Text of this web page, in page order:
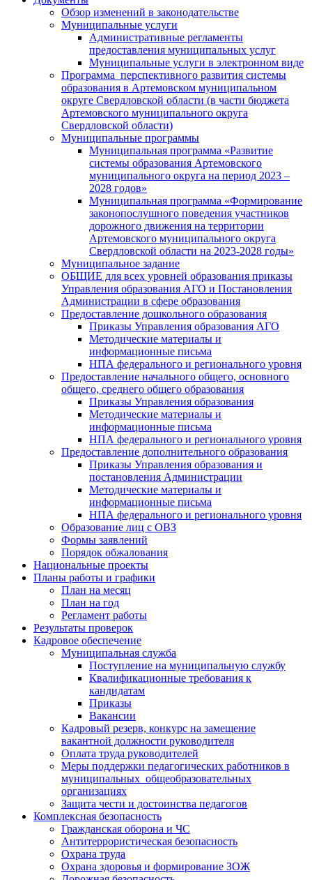
Обзор изменений в законодательстве
Муниципальные услуги
Административные регламенты
предоставления муниципальных услуг
Муниципальные услуги в электронном виде
Программа перспективного развития системы
образования в Артемовском муниципальном
округе Свердловской области (в части бюджета
Артемовского муниципального округа
Свердловской области)
Муниципальные программы
Муниципальная программа «Развитие
системы образования Артемовского
муниципального округа на период 2023 –
2028 годов»
Муниципальная программа «Формирование
законопослушного поведения участников
дорожного движения на территории
Артемовского муниципального округа
Свердловской области на 2023-2028 годы»
Муниципальное задание
ОБЩИЕ для всех уровней образования приказы
Управления образования АГО и Постановления
Администрации в сфере образования
Предоставление дошкольного образования
Приказы Управления образования АГО
Методические материалы и
информационные письма
НПА федерального и регионального уровня
Предоставление начального общего, основного
общего, среднего общего образования
Приказы Управления образования
Методические материалы и
информационные письма
НПА федерального и регионального уровня
Предоставление дополнительного образования
Приказы Управления образования и
постановления Администрации
Методические материалы и
информационные письма
НПА федерального и регионального уровня
Образование лиц с ОВЗ
Формы заявлений
Порядок обжалования
Национальные проекты
Планы работы и графики
План на месяц
План на год
Регламент работы
Результаты проверок
Кадровое обеспечение
Муниципальная служба
Поступление на муниципальную службу
Квалификационные требования к
кандидатам
Приказы
Вакансии
Кадровый резерв, конкурс на замещение
вакантной должности руководителя
Оплата труда руководителей
Меры поддержки педагогических работников в
муниципальных общеобразовательных
организациях
Защита чести и достоинства педагогов
Комплексная безопасность
Гражданская оборона и ЧС
Антитеррористическая безопасность
Охрана труда
Охрана здоровья и формирование ЗОЖ